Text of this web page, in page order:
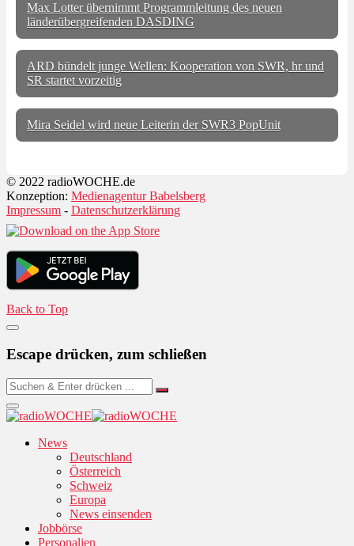
Max Lotter übernimmt Programmleitung des neuen
länderübergreifenden DASDING
ARD bündelt junge Wellen: Kooperation von SWR, hr und
SR startet vorzeitig
Mira Seidel wird neue Leiterin der SWR3 PopUnit
© 2022 radioWOCHE.de
Konzeption: Medienagentur Babelsberg
Impressum - Datenschutzerklärung
Back to Top
Escape drücken, zum schließen
News
Deutschland
Österreich
Schweiz
Europa
News einsenden
Jobbörse
Personalien